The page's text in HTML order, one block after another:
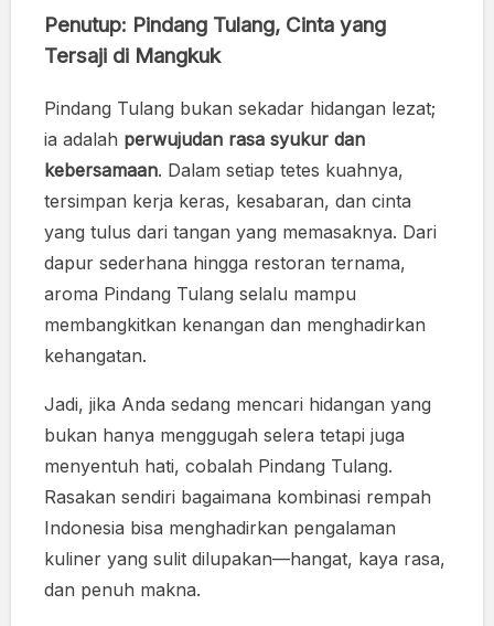
Penutup: Pindang Tulang, Cinta yang
Tersaji di Mangkuk
Pindang Tulang bukan sekadar hidangan lezat;
ia adalah perwujudan rasa syukur dan
kebersamaan. Dalam setiap tetes kuahnya,
tersimpan kerja keras, kesabaran, dan cinta
yang tulus dari tangan yang memasaknya. Dari
dapur sederhana hingga restoran ternama,
aroma Pindang Tulang selalu mampu
membangkitkan kenangan dan menghadirkan
kehangatan.
Jadi, jika Anda sedang mencari hidangan yang
bukan hanya menggugah selera tetapi juga
menyentuh hati, cobalah Pindang Tulang.
Rasakan sendiri bagaimana kombinasi rempah
Indonesia bisa menghadirkan pengalaman
kuliner yang sulit dilupakan—hangat, kaya rasa,
dan penuh makna.